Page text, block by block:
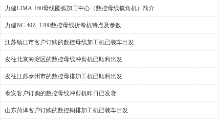
力建LJMA-160母线圆弧加工中心（数控母线铣角机）简介
力建NC.40Z.-1200数控母线折弯机特点及参数
江苏镇江市客户订购的数控母线加工机已装车出发
发往北京海淀区的数控母线冲剪机已顺利出发
发往江苏泰州市的数控母排加工机已顺利出发
泰安客户订购的数控母线冲剪机昨日已发货
山东菏泽客户订购的数控铜排加工机已装车出发